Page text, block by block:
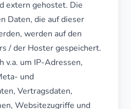
extern gehostet. Die
Daten, die auf dieser
werden auf den
/ der Hoster gespeichert.
v.a. um IP-Adressen,
und
Vertragsdaten,
Websitezugriffe und